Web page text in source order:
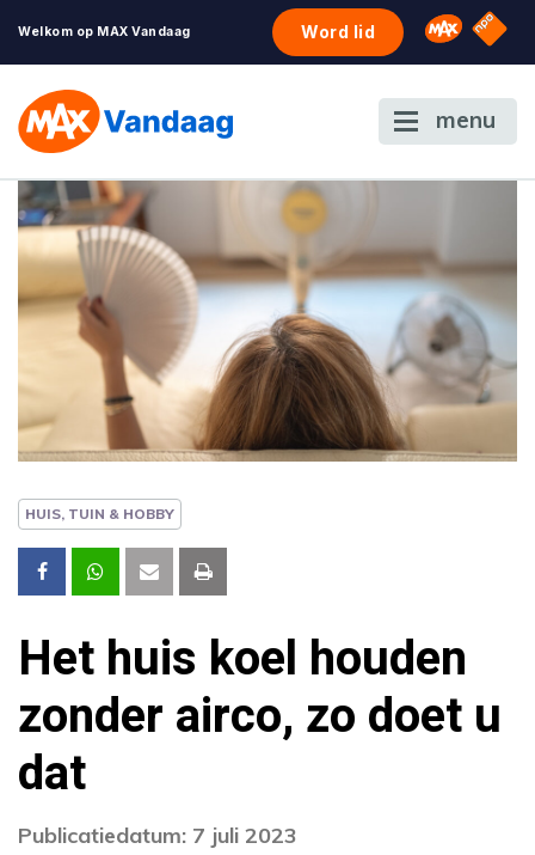
Welkom op MAX Vandaag Word lid Omroep
NPO
menu
HUIS, TUIN & HOBBY
Het huis koel houden
zonder airco, zo doet u
dat
Publicatiedatum: 7 juli 2023